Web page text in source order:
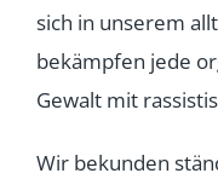
sich in unserem
bekämpfen jede
Gewalt mit
Wir bekunden